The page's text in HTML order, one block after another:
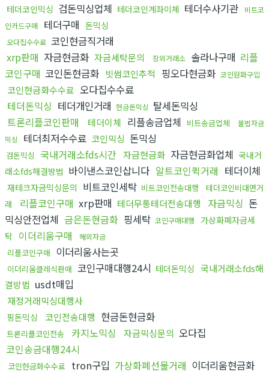
테더코인믹싱 검돈믹싱업체 테더코인계좌이체 테더수사기관
비트코
인카드구매
테더구매 돈믹싱
오다집수수료 코인현금직거래
xrp판매 자금현금화 자금세탁문의 장외거래소 솔라나구매 리플
코인구매 코인돈현금화 빗썸코인추적 핑오다현금화 코인원화구입
코인현금화수수료 오다집수수료
테더돈믹싱 테더개인거래 현금돈믹싱 탈세돈믹싱
트론리플코인판매
테더이체 리플송금업체 비트송금업체
불법자금
믹싱
테더최저수수료 코인믹싱 돈믹싱
검돈믹싱 국내거래소fds시간 자금현금화 자금현금화업체 국내거
래소fds해결방법 바이낸스코인삽니다 알트코인퀵거래 테더이체
재테크자금믹싱문의 비트코인세탁 비트코인전송대행
테더코인비대면거
래
리플코인구매 xrp판매 테더무통테더전송대행 자금믹싱 돈
믹싱안전업체 금은돈현금화 핑세탁 코인구매대행
가상화폐자금세
탁 이더리움구매 해외자금
리플코인구매 이더리움사는곳
이더리움클레식판매 코인구매대행24시 테더돈믹싱 국내거래소fds해
결방법 usdt매입
재정거래믹싱대행사
핑돈믹싱 코인전송대행 현금돈현금화
트론리플코인전송 카지노믹싱 자금믹싱문의 오다집
코인송금대행24시
코인현금화수수료 tron구입 가상화폐선물거래 이더리움현금화